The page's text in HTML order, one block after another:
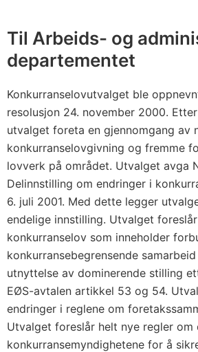
Til Arbeids- og
departementet
Konkurranselovutvalget ble
resolusjon 24. november 2000.
utvalget foreta en gjennomgang av
konkurranselovgivning og fremme
lovverk på området. Utvalget avga
Delinnstilling om endringer i
6. juli 2001. Med dette legger
endelige innstilling. Utvalget
konkurranselov som inneholder
konkurransebegrensende
utnyttelse av dominerende stilling
EØS-avtalen artikkel 53 og 54.
endringer i reglene om
Utvalget foreslår helt nye regler om
konkurransemyndighetene for å